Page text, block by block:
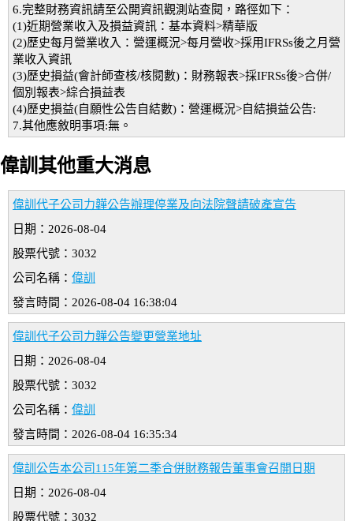
6.完整財務資訊請至公開資訊觀測站查閱，路徑如下：
(1)近期營業收入及損益資訊：基本資料>精華版
(2)歷史每月營業收入：營運概況>每月營收>採用IFRSs後之月營
業收入資訊
(3)歷史損益(會計師查核/核閱數)：財務報表>採IFRSs後>合併/
個別報表>綜合損益表
(4)歷史損益(自願性公告自結數)：營運概況>自結損益公告:
7.其他應敘明事項:無。
偉訓其他重大消息
偉訓代子公司力韡公告辦理停業及向法院聲請破產宣告
日期：2026-08-04
股票代號：3032
公司名稱： 偉訓
發言時間：2026-08-04 16:38:04
偉訓代子公司力韡公告變更營業地址
日期：2026-08-04
股票代號：3032
公司名稱： 偉訓
發言時間：2026-08-04 16:35:34
偉訓公告本公司115年第二季合併財務報告董事會召開日期
日期：2026-08-04
股票代號：3032